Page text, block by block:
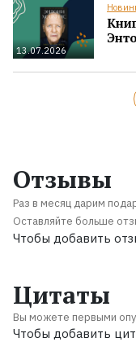
13.07.2026
Отзывы
Раз в месяц дарим
Оставляйте больше
Чтобы добавить
Цитаты
Вы можете первыми
Чтобы добавить